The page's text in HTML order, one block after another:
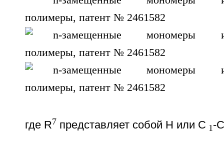
где R7 представляет собой Н или С 1-С